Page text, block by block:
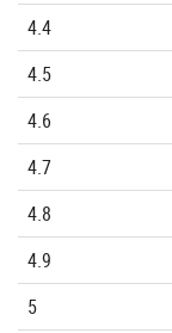
4.4
4.5
4.6
4.7
4.8
4.9
5